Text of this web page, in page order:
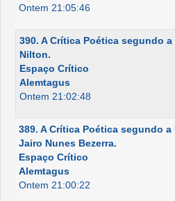
Ontem 21:05:46
390. A Crítica Poética segundo
Nilton.
Espaço Crítico
Alemtagus
Ontem 21:02:48
389. A Crítica Poética segundo
Jairo Nunes Bezerra.
Espaço Crítico
Alemtagus
Ontem 21:00:22